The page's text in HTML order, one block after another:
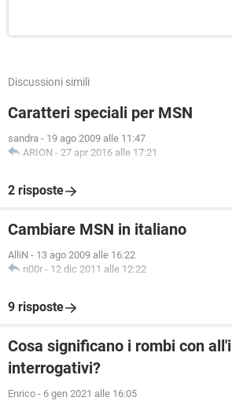
Discussioni simili
Caratteri speciali per MSN
sandra - 19 ago 2009 alle 11:47
ARION - 27 apr 2016 alle 17:21
2 risposte
Cambiare MSN in italiano
AlliN - 13 ago 2009 alle 16:22
n00r - 12 dic 2011 alle 12:22
9 risposte
Cosa significano i rombi con
interrogativi?
Enrico - 6 gen 2021 alle 16:05